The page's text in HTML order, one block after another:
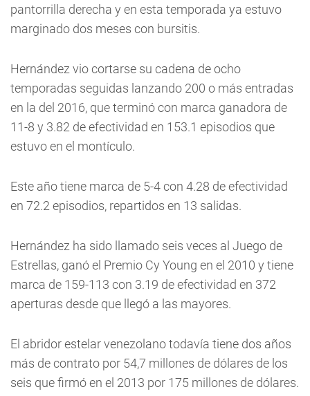
pantorrilla derecha y en esta temporada ya estuvo
marginado dos meses con bursitis.
Hernández vio cortarse su cadena de ocho
temporadas seguidas lanzando 200 o más entradas
en la del 2016, que terminó con marca ganadora de
11-8 y 3.82 de efectividad en 153.1 episodios que
estuvo en el montículo.
Este año tiene marca de 5-4 con 4.28 de efectividad
en 72.2 episodios, repartidos en 13 salidas.
Hernández ha sido llamado seis veces al Juego de
Estrellas, ganó el Premio Cy Young en el 2010 y tiene
marca de 159-113 con 3.19 de efectividad en 372
aperturas desde que llegó a las mayores.
El abridor estelar venezolano todavía tiene dos años
más de contrato por 54,7 millones de dólares de los
seis que firmó en el 2013 por 175 millones de dólares.